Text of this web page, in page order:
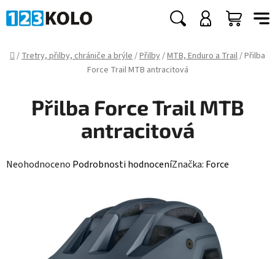
na
Hledat
KOŠÍK
Domů
/Tretry, přilby, chrániče a brýle/Přilby/MTB, Enduro a Trail/Přilba
Force Trail MTB antracitová
Přilba Force Trail MTB
antracitová
Průměrné
Neohodnoceno Podrobnosti hodnoceníZnačka: Force